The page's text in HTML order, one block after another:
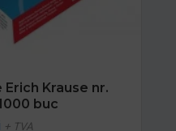
Erich Krause nr.
buc
+ TVA